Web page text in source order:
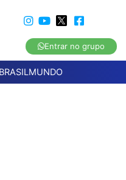
Entrar no grupo
MUNDO